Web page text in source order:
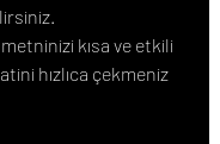
kısa ve etkili
hızlıca çekmeniz